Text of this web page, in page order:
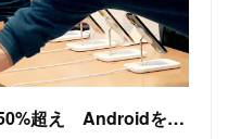
米国内のiPhone比率、初の50%超え Androidを逆転（写真=ロイター）